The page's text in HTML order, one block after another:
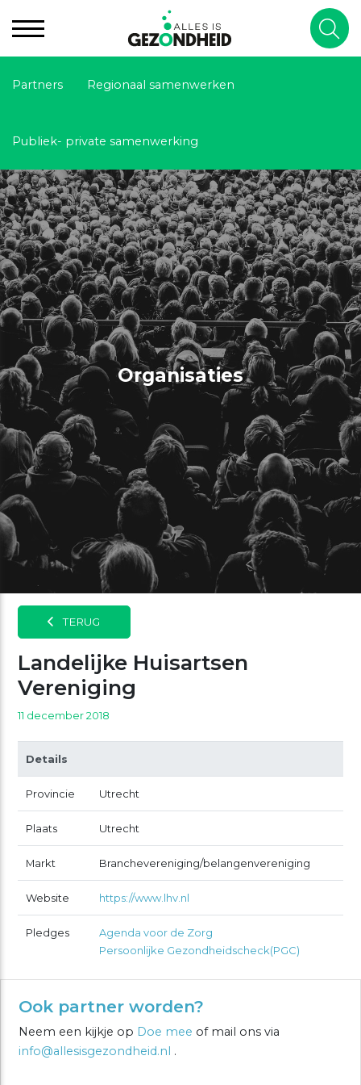
Partners Regionaal samenwerken
Publiek- private samenwerking
Organisaties
TERUG
Landelijke Huisartsen
Vereniging
11 december 2018
Details
Provincie Utrecht
Plaats Utrecht
Markt Branchevereniging/belangenvereniging
Website https://www.lhv.nl
Pledges
Agenda voor de Zorg
Persoonlijke Gezondheidscheck(PGC)
Ook partner worden?
Neem een kijkje op Doe mee of mail ons via
info@allesisgezondheid.nl .